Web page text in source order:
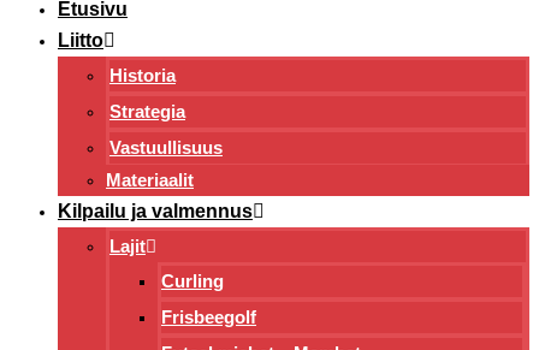
Etusivu
Liitto
Historia
Strategia
Vastuullisuus
Materiaalit
Kilpailu ja valmennus
Lajit
Curling
Frisbeegolf